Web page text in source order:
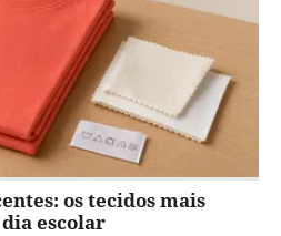
os tecidos mais
escolar